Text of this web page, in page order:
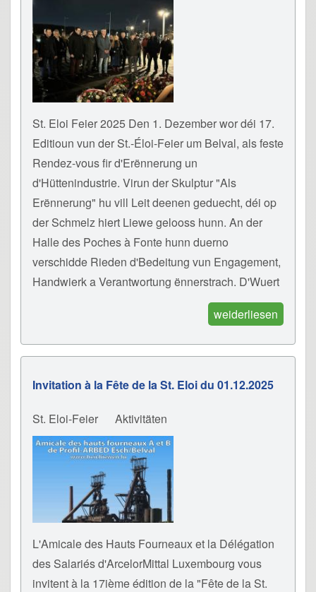
St. Eloi Feier 2025 Den 1. Dezember wor déi 17.
Editioun vun der St.-Éloi-Feier um Belval, als feste
Rendez-vous fir d'Erënnerung un
d'Hüttenindustrie. Virun der Skulptur "Als
Erënnerung" hu vill Leit deenen geduecht, déi op
der Schmelz hiert Liewe gelooss hunn. An der
Halle des Poches à Fonte hunn duerno
verschidde Rieden d'Bedeitung vun Engagement,
Handwierk a Verantwortung ënnerstrach. D'Wuert
weiderliesen
Invitation à la Fête de la St. Eloi du 01.12.2025
St. Eloi-Feier Aktivitäten
L'Amicale des Hauts Fourneaux et la Délégation
des Salariés d'ArcelorMittal Luxembourg vous
invitent à la 17ième édition de la "Fête de la St.